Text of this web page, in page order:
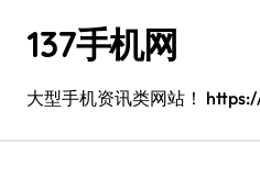
137手机网
大型手机资讯类网站！